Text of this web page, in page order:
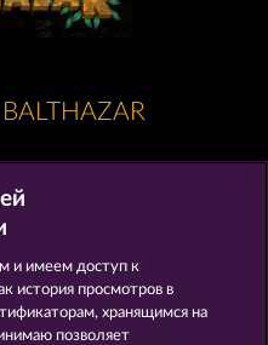
Mallorca Wilds
и имеем доступ к
история просмотров в
хранящимся на
позволяет